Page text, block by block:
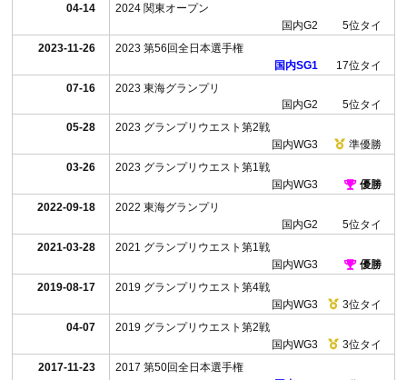
04-14
2024 関東オープン
5位タイ
国内G2
2023-11-26
2023 第56回全日本選手権
17位タイ
国内SG1
07-16
2023 東海グランプリ
5位タイ
国内G2
05-28
2023 グランプリウエスト第2戦
準優勝
国内WG3
03-26
2023 グランプリウエスト第1戦
優勝
国内WG3
2022-09-18
2022 東海グランプリ
5位タイ
国内G2
2021-03-28
2021 グランプリウエスト第1戦
優勝
国内WG3
2019-08-17
2019 グランプリウエスト第4戦
3位タイ
国内WG3
04-07
2019 グランプリウエスト第2戦
3位タイ
国内WG3
2017-11-23
2017 第50回全日本選手権